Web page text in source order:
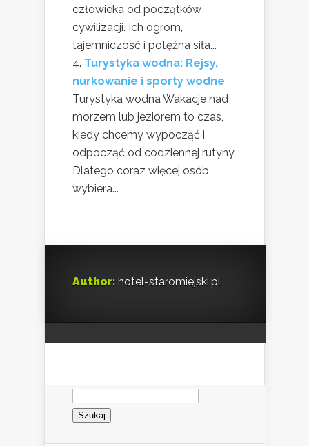
człowieka od początków
cywilizacji. Ich ogrom,
tajemniczość i potężna siła...
Turystyka wodna: Rejsy,
nurkowanie i sporty wodne
Turystyka wodna Wakacje nad
morzem lub jeziorem to czas,
kiedy chcemy wypocząć i
odpocząć od codziennej rutyny.
Dlatego coraz więcej osób
wybiera...
Author: hotel-staromiejski.pl
Szukaj: